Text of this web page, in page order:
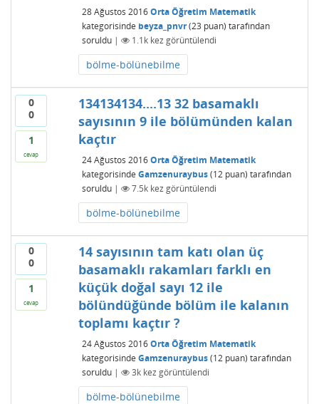
28 Ağustos 2016 Orta Öğretim Matematik
kategorisinde beyza_pnvr (23 puan) tarafından
soruldu | 1.1kkez görüntülendi
bölme-bölünebilme
0
0
1
cevap
134134134....13 32 basamaklı
sayısının 9 ile bölümünden kalan
kaçtır
24 Ağustos 2016 Orta Öğretim Matematik
kategorisinde Gamzenuraybus (12puan) tarafından
soruldu | 7.5kkez görüntülendi
bölme-bölünebilme
0
0
1
cevap
14 sayısının tam katı olan üç
basamaklı rakamları farklı en
küçük doğal sayı 12 ile
bölündüğünde bölüm ile kalanın
toplamı kaçtır ?
24 Ağustos 2016 Orta Öğretim Matematik
kategorisinde Gamzenuraybus (12puan) tarafından
soruldu | 3kkez görüntülendi
bölme-bölünebilme